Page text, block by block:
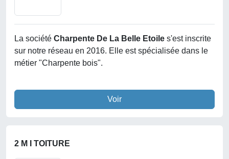
La société Charpente De La Belle Etoile s'est inscrite
sur notre réseau en 2016. Elle est spécialisée dans le
métier "Charpente bois".
Voir
2 M I TOITURE